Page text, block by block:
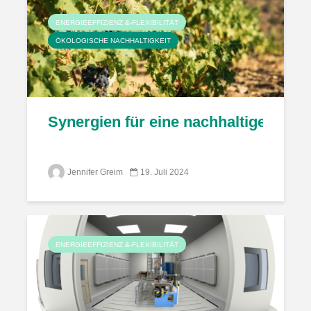
ENERGIEEFFIZIENZ &-FLEXIBILITÄT
ÖKOLOGISCHE NACHHALTIGKEIT
Synergien für eine nachhaltige
Jennifer Greim 19. Juli 2024
ENERGIEEFFIZIENZ &-FLEXIBILITÄT